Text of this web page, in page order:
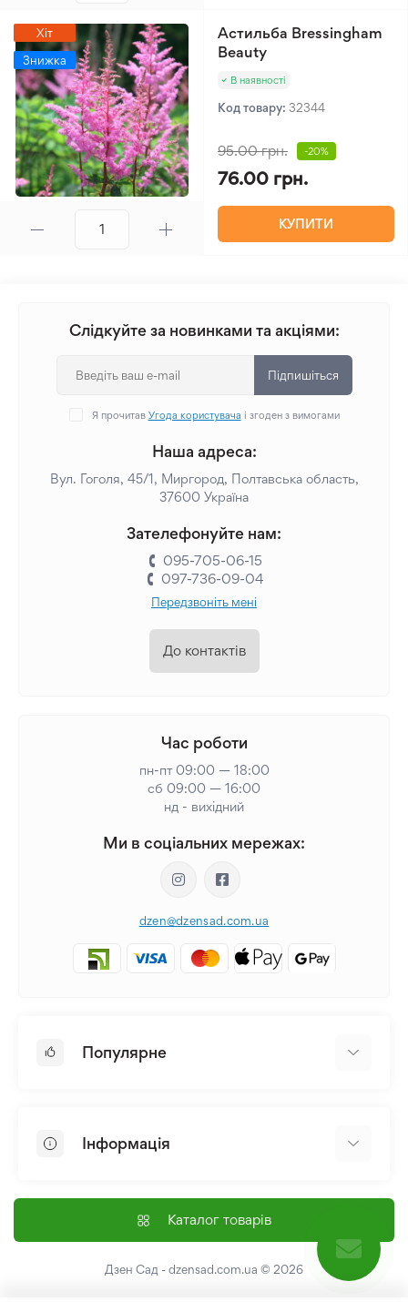
Хіт
Знижка
Астильба Bressingham
Beauty
В наявності
Код товару: 32344
95.00 грн. -20%
76.00 грн.
КУПИТИ
Слідкуйте за новинками та акціями:
Підпишіться
Я прочитав Угода користувача і згоден з вимогами
Наша адреса:
Вул. Гоголя, 45/1, Миргород, Полтавська область,
37600 Україна
Зателефонуйте нам:
095-705-06-15
097-736-09-04
Передзвоніть мені
До контактів
Час роботи
пн-пт 09:00 — 18:00
сб 09:00 — 16:00
нд - вихідний
Ми в соціальних мережах:
dzen@dzensad.com.ua
Популярне
Лілія
Насіння
Інформація
Доставка і оплата
Контакти
Каталог товарів
Дзен Сад - dzensad.com.ua © 2026